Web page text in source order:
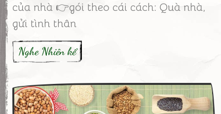
của nhà 👉gói theo cái cách: Quà nhà,
gửi tình thân
Nghe Nhiên kể